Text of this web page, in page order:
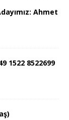
Ahmet
1522 8522699